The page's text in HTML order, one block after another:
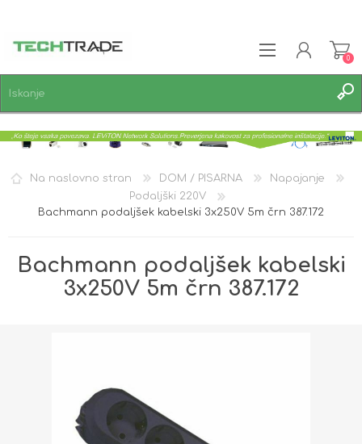
PRIJAVA
0
Na naslovno stran DOM / PISARNA
Napajanje
Podaljški 220V
Bachmann podaljšek kabelski 3x250V 5m črn 387.172
Bachmann podaljšek kabelski
3x250V 5m črn 387.172